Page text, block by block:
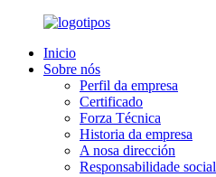
Inicio
Sobre nós
Perfil da empresa
Certificado
Forza Técnica
Historia da empresa
A nosa dirección
Responsabilidade social